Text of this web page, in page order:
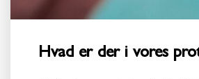
Hvad er der i vores